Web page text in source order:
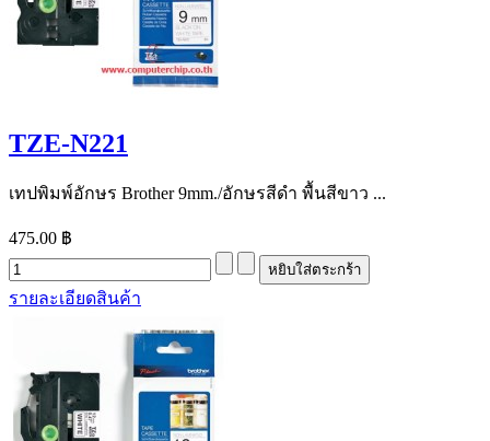
TZE-N221
เทปพิมพ์อักษร Brother 9mm./อักษรสีดำ พื้นสีขาว ...
475.00 ฿
รายละเอียดสินค้า